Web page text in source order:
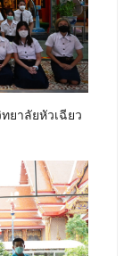
ยาลัยหัวเฉียว